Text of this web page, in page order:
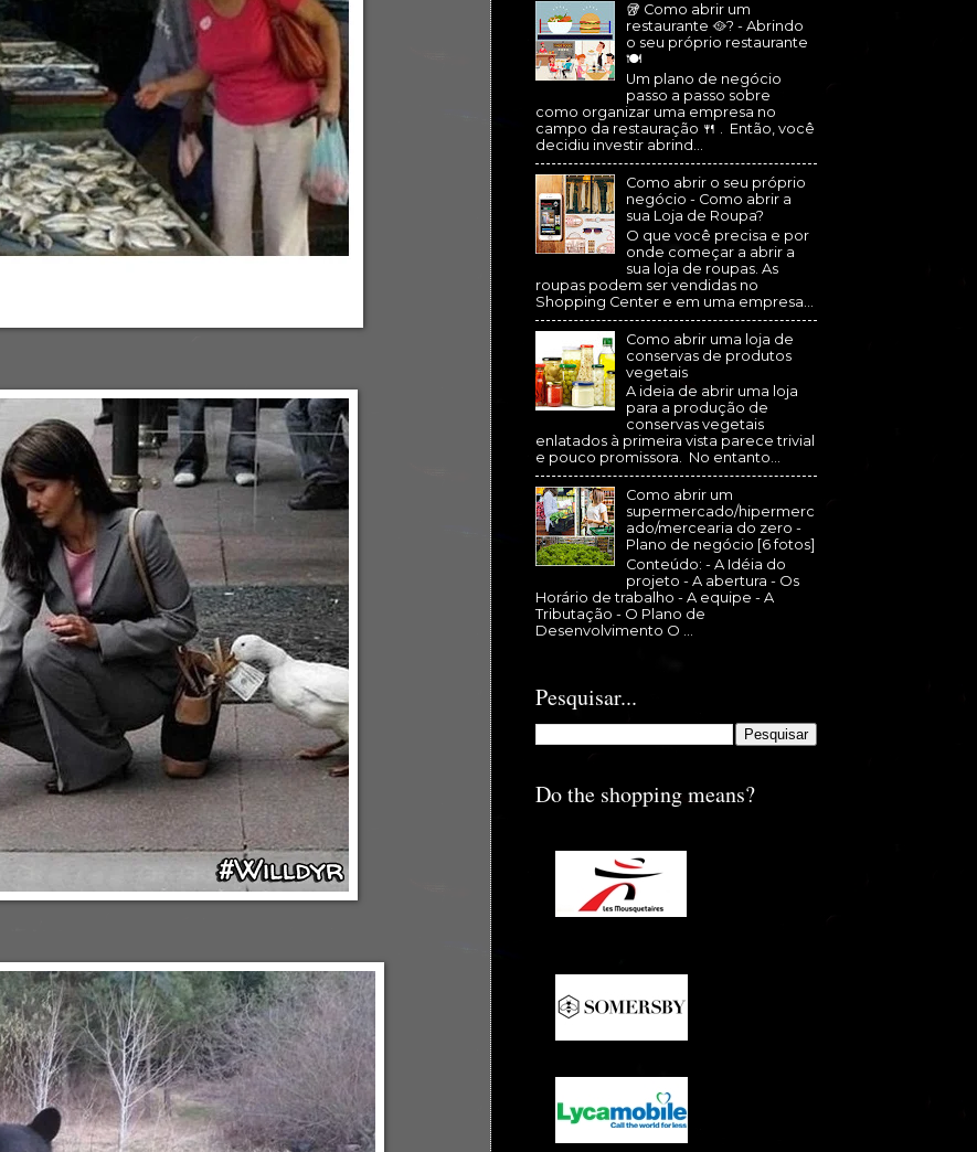
🥡 Como abrir um
restaurante 🥘? - Abrindo
o seu próprio restaurante
🍽
Um plano de negócio
passo a passo sobre
como organizar uma empresa no
campo da restauração 🍴 . Então, você
decidiu investir abrind...
Como abrir o seu próprio
negócio - Como abrir a
sua Loja de Roupa?
O que você precisa e por
onde começar a abrir a
sua loja de roupas. As
roupas podem ser vendidas no
Shopping Center e em uma empresa...
Como abrir uma loja de
conservas de produtos
vegetais
A ideia de abrir uma loja
para a produção de
conservas vegetais
enlatados à primeira vista parece trivial
e pouco promissora. No entanto...
Como abrir um
supermercado/hipermerc
ado/mercearia do zero -
Plano de negócio [6 fotos]
Conteúdo: - A Idéia do
projeto - A abertura - Os
Horário de trabalho - A equipe - A
Tributação - O Plano de
Desenvolvimento O ...
Pesquisar...
Do the shopping means?